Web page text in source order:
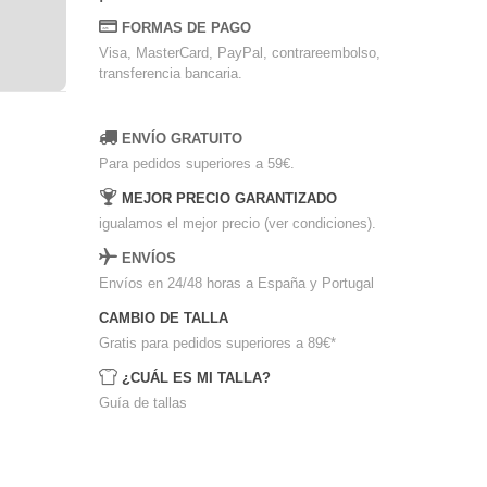
FORMAS DE PAGO
Visa, MasterCard, PayPal, contrareembolso,
transferencia bancaria.
ENVÍO GRATUITO
Para pedidos superiores a 59€.
MEJOR PRECIO GARANTIZADO
igualamos el mejor precio (ver condiciones).
ENVÍOS
Envíos en 24/48 horas a España y Portugal
CAMBIO DE TALLA
Gratis para pedidos superiores a 89€*
¿CUÁL ES MI TALLA?
Guía de tallas